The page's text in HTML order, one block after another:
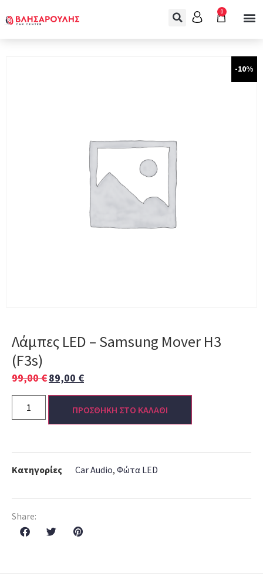
0
-10%
Λάμπες LED – Samsung Mover H3
(F3s)
99,00€89,00 €
ΠΡΟΣΘΗΚΗ ΣΤΟ ΚΑΛΑΘΙ
Κατηγορίες Car Audio, Φώτα LED
Share: